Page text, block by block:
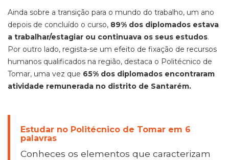
Ainda sobre a transição para o mundo do trabalho, um ano
depois de concluído o curso, 89% dos diplomados estava
a trabalhar/estagiar ou continuava os seus estudos.
Por outro lado, regista-se um efeito de fixação de recursos
humanos qualificados na região, destaca o Politécnico de
Tomar, uma vez que 65% dos diplomados encontraram
atividade remunerada no distrito de Santarém.
Estudar no Politécnico de Tomar em 6
palavras
Conheces os elementos que caracterizam